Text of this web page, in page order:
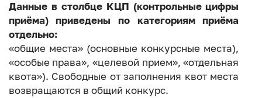
Данные в столбце КЦП (контрольные цифры
приёма) приведены по категориям приёма
отдельно:
«общие места» (основные конкурсные места),
«особые права», «целевой прием», «отдельная
квота»). Свободные от заполнения квот места
возвращаются в общий конкурс.